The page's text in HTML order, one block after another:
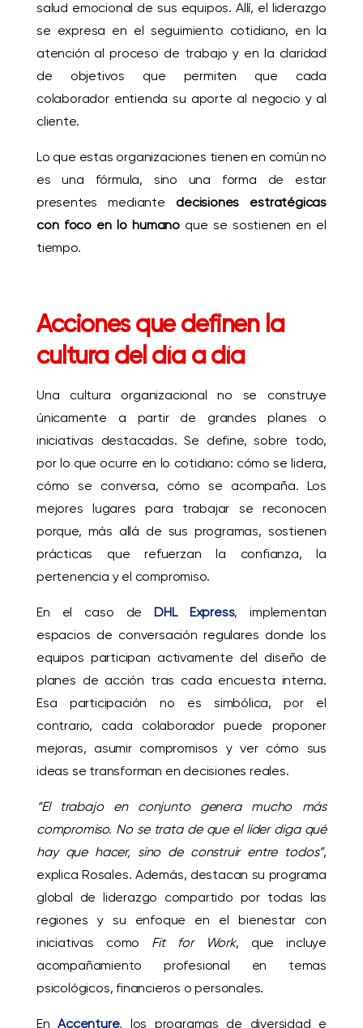
salud emocional de sus equipos. Allí, el liderazgo
se expresa en el seguimiento cotidiano, en la
atención al proceso de trabajo y en la claridad
de objetivos que permiten que cada
colaborador entienda su aporte al negocio y al
cliente.
Lo que estas organizaciones tienen en común no
es una fórmula, sino una forma de estar
presentes mediante decisiones estratégicas
con foco en lo humanoque se sostienen en el
tiempo.
Acciones que definen la
cultura del día a día
Una cultura organizacional no se construye
únicamente a partir de grandes planes o
iniciativas destacadas. Se define, sobre todo,
por lo que ocurre en lo cotidiano: cómo se lidera,
cómo se conversa, cómo se acompaña. Los
mejores lugares para trabajar se reconocen
porque, más allá de sus programas, sostienen
prácticas que refuerzan la confianza, la
pertenencia y el compromiso.
En el caso de DHL Express, implementan
espacios de conversación regulares donde los
equipos participan activamente del diseño de
planes de acción tras cada encuesta interna.
Esa participación no es simbólica, por el
contrario, cada colaborador puede proponer
mejoras, asumir compromisos y ver cómo sus
ideas se transforman en decisiones reales.
“El trabajo en conjunto genera mucho más
compromiso. No se trata de que el líder diga qué
hay que hacer, sino de construir entre todos”,
explica Rosales. Además, destacan su programa
global de liderazgo compartido por todas las
regiones y su enfoque en el bienestar con
iniciativas como Fit for Work, que incluye
acompañamiento profesional en temas
psicológicos, financieros o personales.
EnAccenture, los programas de diversidad e